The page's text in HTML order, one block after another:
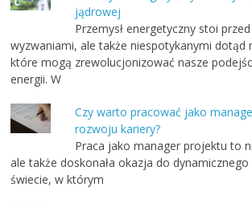
jądrowej
Przemysł energetyczny stoi
wyzwaniami, ale także niespotykanymi dotąd
które mogą zrewolucjonizować nasze
energii. W
Czy warto pracować jako
rozwoju kariery?
Praca jako manager projektu to
ale także doskonała okazja do
świecie, w którym